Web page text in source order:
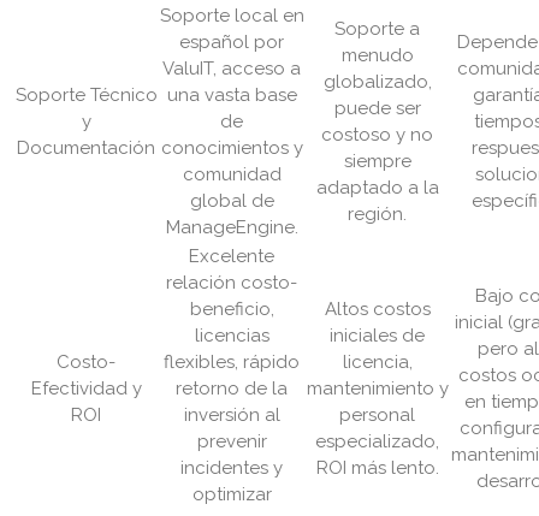
Soporte Técnico
y
Documentación
Soporte local en
español por
ValuIT, acceso a
una vasta base
de
conocimientos y
comunidad
global de
ManageEngine.
Soporte a
menudo
globalizado,
puede ser
costoso y no
siempre
adaptado a la
región.
Costo-
Efectividad y
ROI
Excelente
relación costo-
beneficio,
licencias
flexibles, rápido
retorno de la
inversión al
prevenir
incidentes y
optimizar
Altos costos
iniciales de
licencia,
mantenimiento y
personal
especializado,
ROI más lento.
Bajo
inicial
pero
costos
en